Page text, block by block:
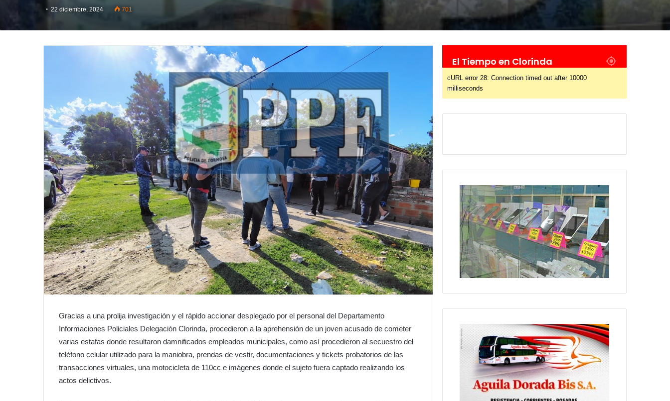
22 diciembre, 2024 701
Gracias a una prolija investigación y el rápido accionar desplegado por el personal del Departamento
Informaciones Policiales Delegación Clorinda, procedieron a la aprehensión de un joven acusado de cometer
varias estafas donde resultaron damnificados empleados municipales, como así procedieron al secuestro del
teléfono celular utilizado para la maniobra, prendas de vestir, documentaciones y tickets probatorios de las
transacciones virtuales, una motocicleta de 110cc e imágenes donde el sujeto fuera captado realizando los
actos delictivos.
El Tiempo en Clorinda
cURL error 28: Connection timed out after 10000
milliseconds